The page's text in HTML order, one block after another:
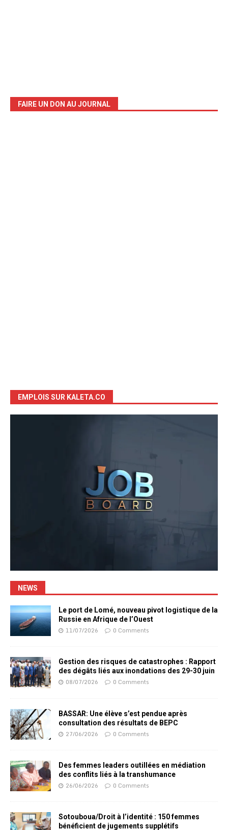
FAIRE UN DON AU JOURNAL
EMPLOIS SUR KALETA.CO
NEWS
Le port de Lomé, nouveau pivot logistique de la
Russie en Afrique de l’Ouest
11/07/2026 0 Comments
Gestion des risques de catastrophes : Rapport
des dégâts liés aux inondations des 29-30 juin
08/07/2026 0 Comments
BASSAR: Une élève s’est pendue après
consultation des résultats de BEPC
27/06/2026 0 Comments
Des femmes leaders outillées en médiation
des conflits liés à la transhumance
26/06/2026 0 Comments
Sotouboua/Droit à l’identité : 150 femmes
bénéficient de jugements supplétifs